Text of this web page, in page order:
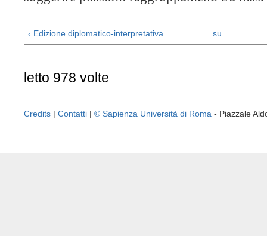
‹ Edizione diplomatico-interpretativa su
letto 978 volte
Credits | Contatti | © Sapienza Università di Roma - Piazzale